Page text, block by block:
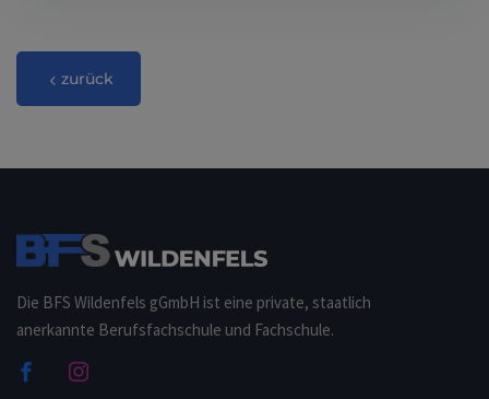
zurück
Die BFS Wildenfels gGmbH ist eine private, staatlich
anerkannte Berufsfachschule und Fachschule.